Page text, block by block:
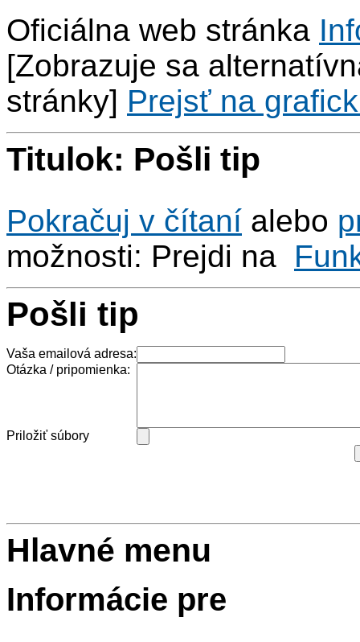
Oficiálna web stránka
[Zobrazuje sa
stránky] Prejsť na
Titulok: Pošli tip
Pokračuj v čítaní alebo
možnosti: Prejdi na
Pošli tip
Vaša emailová adresa:
Otázka / pripomienka:
Priložiť súbory
Hlavné menu
Informácie pre